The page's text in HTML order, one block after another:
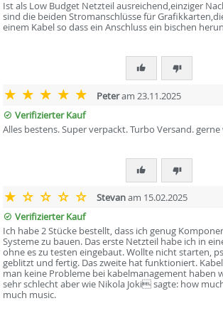
Ist als Low Budget Netzteil ausreichend,einziger
sind die beiden Stromanschlüsse für
einem Kabel so dass ein Anschluss ein bischen
Peteram 23.11.2025
Verifizierter Kauf
Alles bestens. Super verpackt. Turbo Versand.
Stevanam 15.02.2025
Verifizierter Kauf
Ich habe 2 Stücke bestellt, dass ich genug
Systeme zu bauen. Das erste Netzteil habe ich in
ohne es zu testen eingebaut. Wollte nicht starten,
geblitzt und fertig. Das zweite hat funktioniert.
man keine Probleme bei kabelmanagement haben
sehr schlecht aber wie Nikola Joki sagte: how
much music.